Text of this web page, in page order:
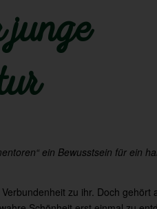
junge
ein Bewusstsein für ein
zu ihr. Doch gehört